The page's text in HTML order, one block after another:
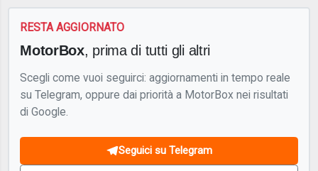
RESTA AGGIORNATO
MotorBox, prima di tutti gli altri
Scegli come vuoi seguirci: aggiornamenti in tempo reale
su Telegram, oppure dai priorità a MotorBox nei risultati
di Google.
Seguici su Telegram